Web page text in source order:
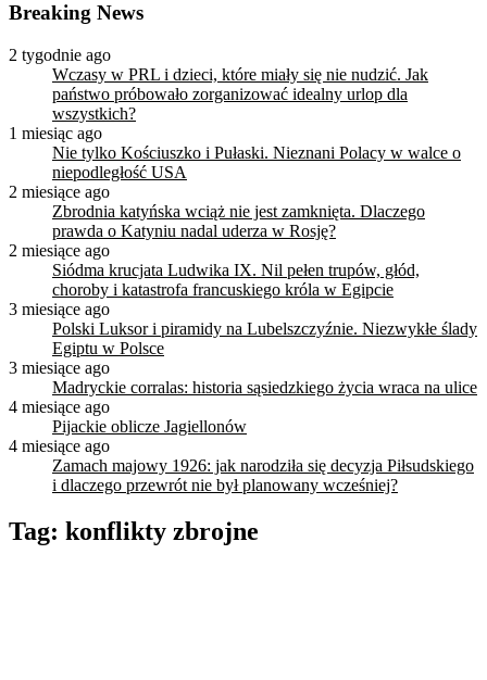
Breaking News
2 tygodnie ago
Wczasy w PRL i dzieci, które miały się nie nudzić. Jak
państwo próbowało zorganizować idealny urlop dla
wszystkich?
1 miesiąc ago
Nie tylko Kościuszko i Pułaski. Nieznani Polacy w walce o
niepodległość USA
2 miesiące ago
Zbrodnia katyńska wciąż nie jest zamknięta. Dlaczego
prawda o Katyniu nadal uderza w Rosję?
2 miesiące ago
Siódma krucjata Ludwika IX. Nil pełen trupów, głód,
choroby i katastrofa francuskiego króla w Egipcie
3 miesiące ago
Polski Luksor i piramidy na Lubelszczyźnie. Niezwykłe ślady
Egiptu w Polsce
3 miesiące ago
Madryckie corralas: historia sąsiedzkiego życia wraca na ulice
4 miesiące ago
Pijackie oblicze Jagiellonów
4 miesiące ago
Zamach majowy 1926: jak narodziła się decyzja Piłsudskiego
i dlaczego przewrót nie był planowany wcześniej?
Tag: konflikty zbrojne